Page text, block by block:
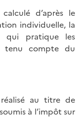
d’après le
individuelle, la
qui pratique les
tenu compte du
au titre de
à l’impôt sur